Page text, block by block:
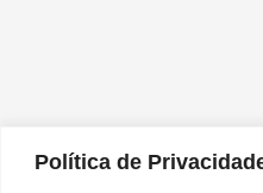
Política de